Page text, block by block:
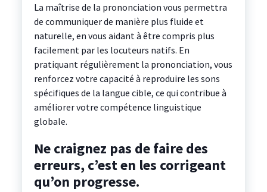
La maîtrise de la prononciation vous permettra
de communiquer de manière plus fluide et
naturelle, en vous aidant à être compris plus
facilement par les locuteurs natifs. En
pratiquant régulièrement la prononciation, vous
renforcez votre capacité à reproduire les sons
spécifiques de la langue cible, ce qui contribue à
améliorer votre compétence linguistique
globale.
Ne craignez pas de faire des
erreurs, c’est en les corrigeant
qu’on progresse.